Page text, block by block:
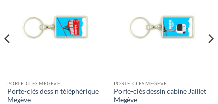
PORTE-CLÉS MEGÈVE
Porte-clés dessin téléphérique
Megève
PORTE-CLÉS MEGÈVE
Porte-clés dessin cabine Jaillet
Megève